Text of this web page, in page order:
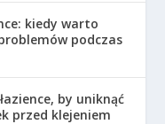
kiedy warto
podczas
by uniknąć
przed klejeniem